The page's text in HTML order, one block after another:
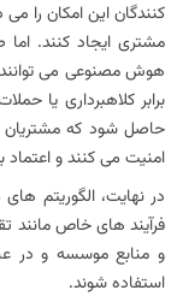
کنندگان این امکان را
مشتری ایجاد کنند. اما
هوش مصنوعی می توانند
برابر کلاهبرداری یا
حاصل شود که مشتریان
امنیت می کنند و اعتماد
در نهایت، الگوریتم‌
فرآیند های خاص
و منابع موسسه و در
استفاده شوند.